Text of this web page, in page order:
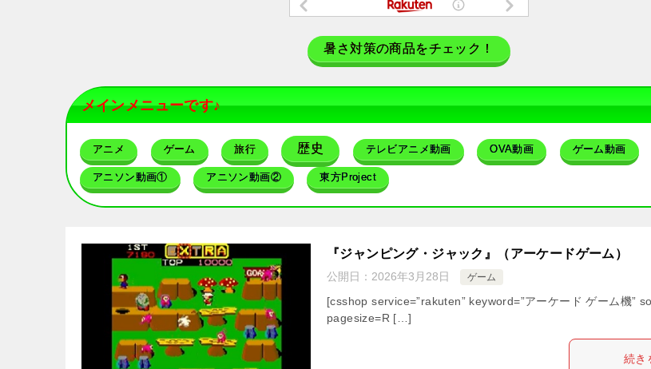
暑さ対策の商品をチェック！
メインメニューです♪
アニメ ゲーム 旅行 歴史 テレビアニメ動画 OVA動画 ゲーム動画
アニソン動画① アニソン動画② 東方Project
『ジャンピング・ジャック』（アーケードゲーム）
公開日： 2026年3月28日 ゲーム
[csshop service=”rakuten” keyword=”アーケード ゲーム機”
pagesize=R […]
続き